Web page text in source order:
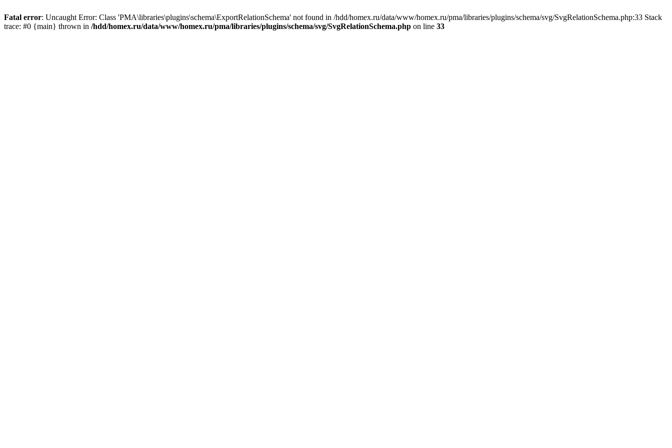
Fatal error: Uncaught Error: Class 'PMA\libraries\plugins\schema\ExportRelationSchema' not found in /hdd/homex.ru/data/www/homex.ru/pma/libraries/plugins/schema/svg/SvgRelationSchema.php:33 Stack
trace: #0 {main} thrown in /hdd/homex.ru/data/www/homex.ru/pma/libraries/plugins/schema/svg/SvgRelationSchema.php on line 33